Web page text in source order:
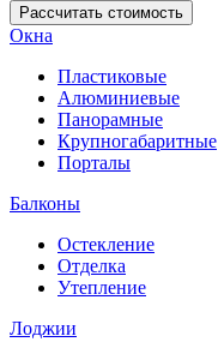
Окна
Пластиковые
Алюминиевые
Панорамные
Крупногабаритные
Порталы
Балконы
Остекление
Отделка
Утепление
Лоджии